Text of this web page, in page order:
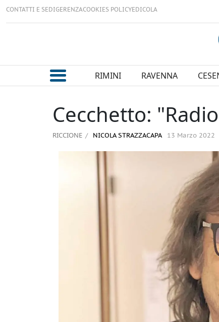
CONTATTI E SEDIGERENZACOOKIES POLICYEDICOLA
RIMINI RAVENNA
Cecchetto:
RICCIONE NICOLA STRAZZACAPA 13 Marzo 2022